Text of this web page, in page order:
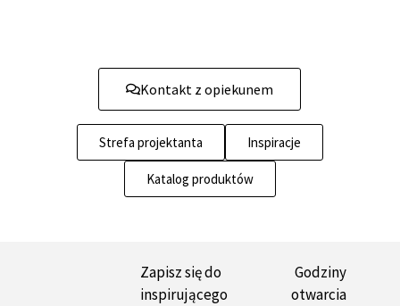
Kontakt z opiekunem
Strefa projektanta Inspiracje
Katalog produktów
Zapisz się do
inspirującego
Godziny
otwarcia